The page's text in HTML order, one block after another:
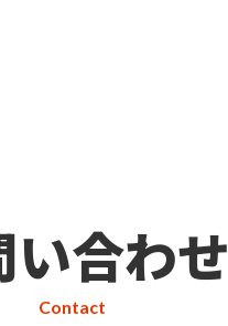
い合わせ
Contact